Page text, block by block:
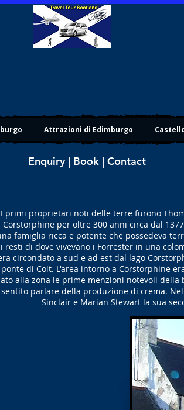
Attrazioni di Edimburgo
Enquiry | Book | Contact
I primi proprietari noti delle terre furono
Corstorphine per oltre 300 anni circa dal
famiglia ricca e potente che possedeva
i resti di dove vivevano i Forrester in una
circondato a sud e ad est dal lago
ponte di Colt. L'area intorno a Corstorphine
alla zona le prime menzioni notevoli
sentito parlare della produzione di crema.
Sinclair e Marian Stewart la sua